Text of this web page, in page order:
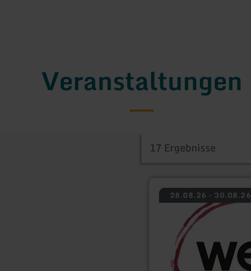
Veranstaltungen
17 Ergebnisse
28.08.26 - 30.08.26
mehr
erfahren
Roetgen